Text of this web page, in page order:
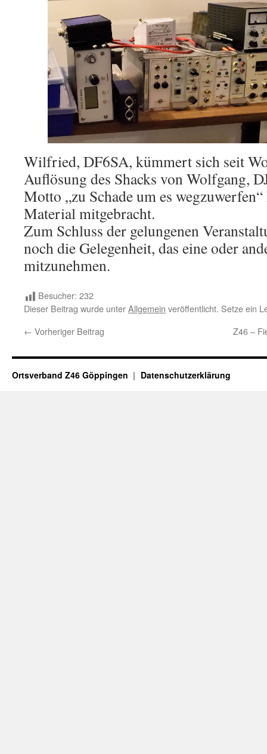
Wilfried, DF6SA, kümmert sich seit
Auflösung des Shacks von Wolfgang,
Motto „zu Schade um es
Material mitgebracht.
Zum Schluss der gelungenen
noch die Gelegenheit, das eine oder
mitzunehmen.
Besucher: 232
Dieser Beitrag wurde unterAllgemein veröffentlicht. Setze ein
← Vorheriger Beitrag Z46 –
Ortsverband Z46 Göppingen Datenschutzerklärung